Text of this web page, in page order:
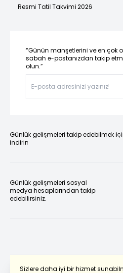
Sizlere daha iyi bir hizmet
Resmi Tatil Takvimi 2026
“Günün manşetlerini ve en çok
sabah e-postanızdan takip
olun.”
Günlük gelişmeleri takip edebilmek
indirin
Günlük gelişmeleri sosyal
medya hesaplarından takip
edebilirsiniz.